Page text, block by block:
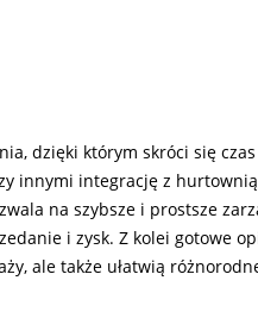
dzięki którym skróci się
innymi integrację z
na szybsze i prostsze
i zysk. Z kolei gotowe
ale także ułatwią